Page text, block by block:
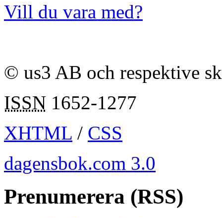
Vill du vara med?
© us3 AB och respektive
ISSN 1652-1277
XHTML / CSS
dagensbok.com 3.0
Prenumerera (RSS)